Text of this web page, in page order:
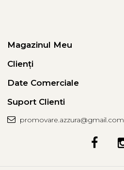
Magazinul Meu
Clienți
Date Comerciale
Suport Clienti
promovare.azzura@gmail.com